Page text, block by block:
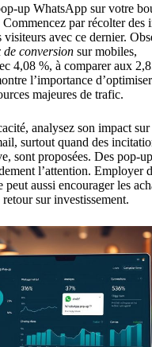
up WhatsApp sur votre
par récolter des
visiteurs avec ce dernier.
de conversion sur mobiles,
4,08 %, à comparer aux
l’importance
majeures de trafic.
analysez son impact sur
surtout quand des
sont proposées. Des pop-
l’attention. Employer
peut aussi encourager les
sur investissement.